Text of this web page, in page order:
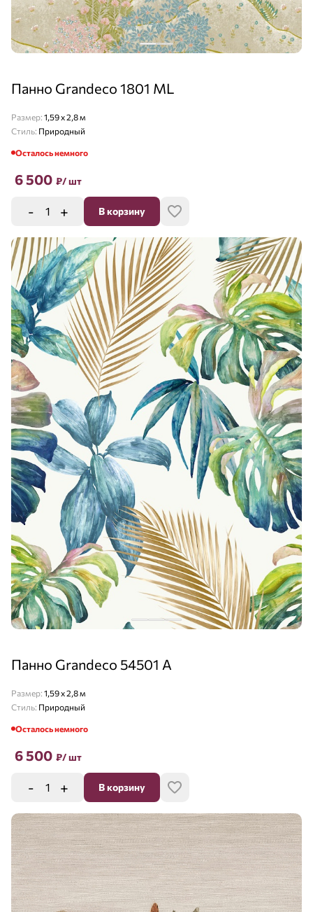
Панно Grandeco 1801 ML
Размер: 1,59 x 2,8 м
Стиль: Природный
Осталось немного
6 500 ₽/ шт
- + В корзину
Панно Grandeco 54501 A
Размер: 1,59 x 2,8 м
Стиль: Природный
Осталось немного
6 500 ₽/ шт
- + В корзину